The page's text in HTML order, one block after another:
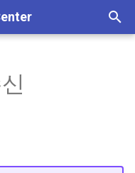
상담방 생성
메시지 발신
메시지 수신
고객 정보 수정
고객 ID 검색
상담방 번호 검색
인증 관리
서비스 이용내역 조회
상담방
채팅 전송 파일
배정 가능 상담원 조회
상담원 자동 배정
고객 정보 관리, 상담 내역
JWT(토큰) 발급
기본 정보
상담하기